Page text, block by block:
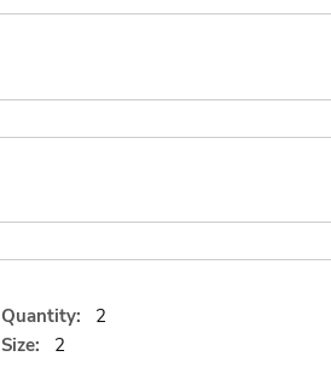
Quantity:
2
Size:
2